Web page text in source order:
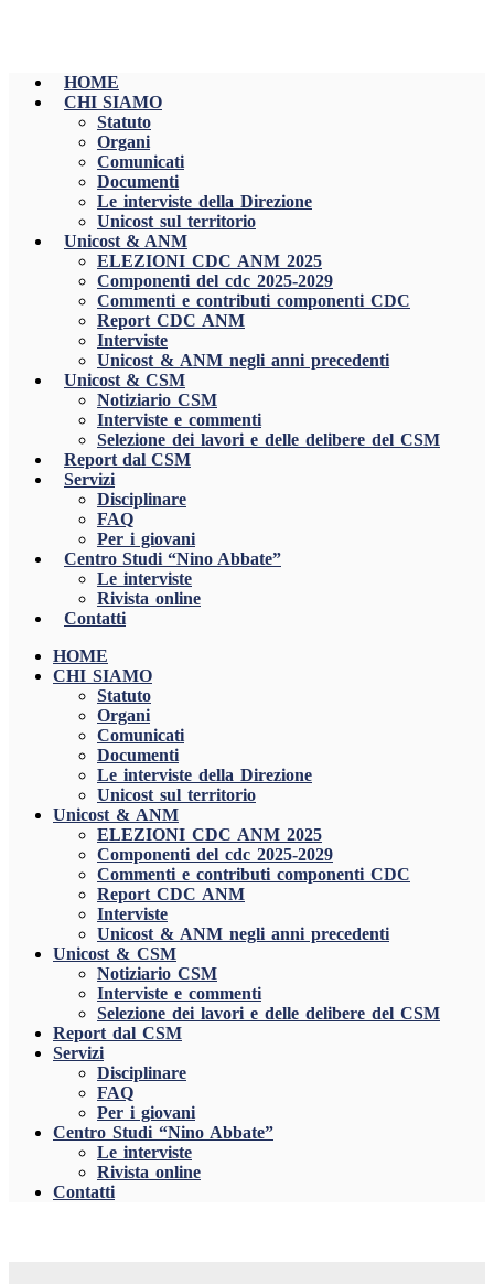
HOME
CHI SIAMO
Statuto
Organi
Comunicati
Documenti
Le interviste della Direzione
Unicost sul territorio
Unicost & ANM
ELEZIONI CDC ANM 2025
Componenti del cdc 2025-2029
Commenti e contributi componenti CDC
Report CDC ANM
Interviste
Unicost & ANM negli anni precedenti
Unicost & CSM
Notiziario CSM
Interviste e commenti
Selezione dei lavori e delle delibere del CSM
Report dal CSM
Servizi
Disciplinare
FAQ
Per i giovani
Centro Studi “Nino Abbate”
Le interviste
Rivista online
Contatti
HOME
CHI SIAMO
Statuto
Organi
Comunicati
Documenti
Le interviste della Direzione
Unicost sul territorio
Unicost & ANM
ELEZIONI CDC ANM 2025
Componenti del cdc 2025-2029
Commenti e contributi componenti CDC
Report CDC ANM
Interviste
Unicost & ANM negli anni precedenti
Unicost & CSM
Notiziario CSM
Interviste e commenti
Selezione dei lavori e delle delibere del CSM
Report dal CSM
Servizi
Disciplinare
FAQ
Per i giovani
Centro Studi “Nino Abbate”
Le interviste
Rivista online
Contatti